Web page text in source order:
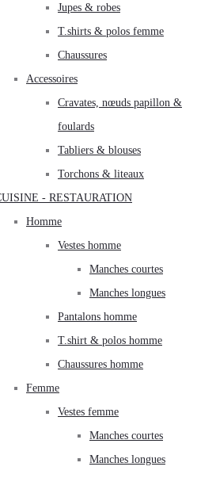
Jupes & robes
T.shirts & polos femme
Chaussures
Accessoires
Cravates, nœuds papillon &
foulards
Tabliers & blouses
Torchons & liteaux
- RESTAURATION
Homme
Vestes homme
Manches courtes
Manches longues
Pantalons homme
T.shirt & polos homme
Chaussures homme
Femme
Vestes femme
Manches courtes
Manches longues